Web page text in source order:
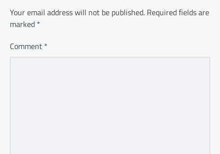
Your email address will not be published. Required fields are
marked *
Comment *